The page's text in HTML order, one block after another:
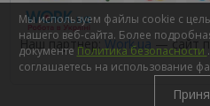
Наш партнер:Work.ua — сайт
Мы используем файлы cookie с
нашего веб-сайта. Более
документе Политика безопасности
соглашаетесь на использование